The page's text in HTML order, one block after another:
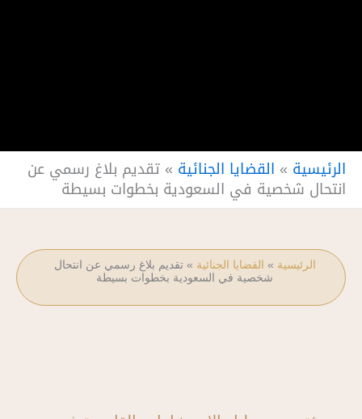
الرئيسية » القضايا الجنائية »تقديم بلاغ رسمي عن
انتحال شخصية في السعودية بخطوات بسيطة
الرئيسية » القضايا الجنائية »تقديم بلاغ رسمي عن انتحال
شخصية في السعودية بخطوات بسيطة